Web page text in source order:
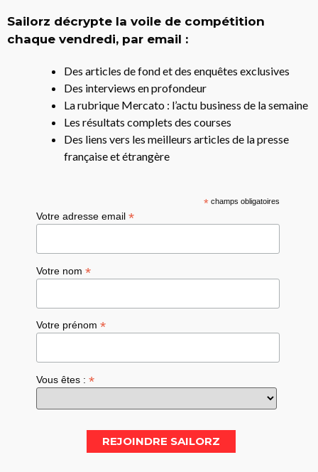
Sailorz décrypte la voile de compétition
chaque vendredi, par email :
Des articles de fond et des enquêtes exclusives
Des interviews en profondeur
La rubrique Mercato : l’actu business de la semaine
Les résultats complets des courses
Des liens vers les meilleurs articles de la presse
française et étrangère
*champs obligatoires
Votre adresse email*
Votre nom*
Votre prénom*
Vous êtes :*